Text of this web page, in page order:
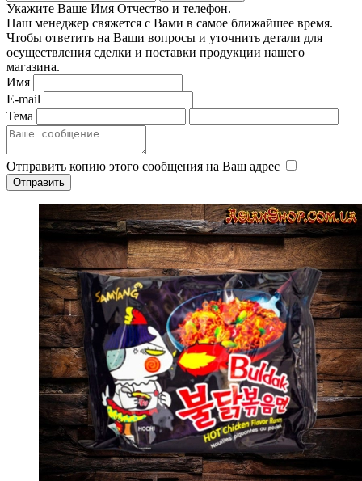
Укажите Ваше Имя Отчество и телефон.
Наш менеджер свяжется с Вами в самое ближайшее время.
Чтобы ответить на Ваши вопросы и уточнить детали для
осуществления сделки и поставки продукции нашего
магазина.
Имя
E-mail
Тема
Отправить копию этого сообщения на Ваш адрес